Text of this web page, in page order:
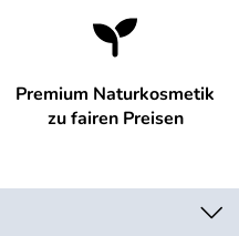
Premium Naturkosmetik
zu fairen Preisen